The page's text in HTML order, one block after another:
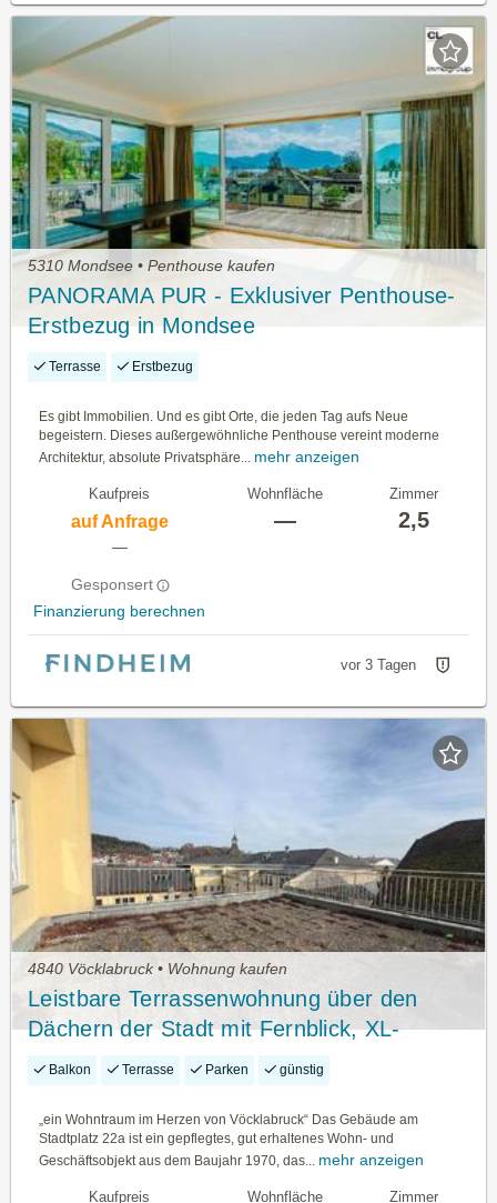
5310 Mondsee • Penthouse kaufen
PANORAMA PUR - Exklusiver Penthouse-
Erstbezug in Mondsee
Terrasse Erstbezug
Es gibt Immobilien. Und es gibt Orte, die jeden Tag aufs Neue
begeistern. Dieses außergewöhnliche Penthouse vereint moderne
Architektur, absolute Privatsphäre... mehr anzeigen
Kaufpreis
auf Anfrage
—
Gesponsert
Finanzierung berechnen
Wohnfläche
—
Zimmer
2,5
vor 3 Tagen
4840 Vöcklabruck • Wohnung kaufen
Leistbare Terrassenwohnung über den
Dächern der Stadt mit Fernblick, XL-
Loggia, XL -Terrasse, Aufzug, TG-Platz &
Vöcklabruck
Balkon Terrasse Parken günstig
„ein Wohntraum im Herzen von Vöcklabruck“ Das Gebäude am
Stadtplatz 22a ist ein gepflegtes, gut erhaltenes Wohn- und
Geschäftsobjekt aus dem Baujahr 1970, das... mehr anzeigen
Kaufpreis Wohnfläche Zimmer